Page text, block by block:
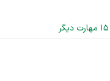
15 مهارت دیگر